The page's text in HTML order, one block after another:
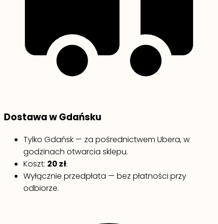
Dostawa w Gdańsku
Tylko Gdańsk — za pośrednictwem Ubera, w
godzinach otwarcia sklepu.
Koszt: 20 zł.
Wyłącznie przedpłata — bez płatności przy
odbiorze.